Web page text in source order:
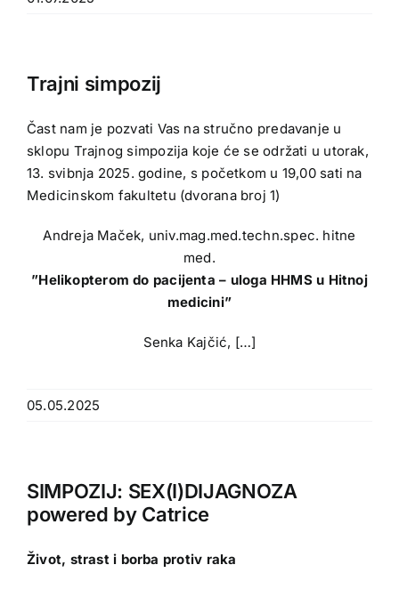
Trajni simpozij
Čast nam je pozvati Vas na stručno predavanje u
sklopu Trajnog simpozija koje će se održati u utorak,
13. svibnja 2025. godine, s početkom u 19,00 sati na
Medicinskom fakultetu (dvorana broj 1)
Andreja Maček, univ.mag.med.techn.spec. hitne
med.
”Helikopterom do pacijenta – uloga HHMS u Hitnoj
medicini”
Senka Kajčić, […]
05.05.2025
SIMPOZIJ: SEX(I)DIJAGNOZA
powered by Catrice
Život, strast i borba protiv raka